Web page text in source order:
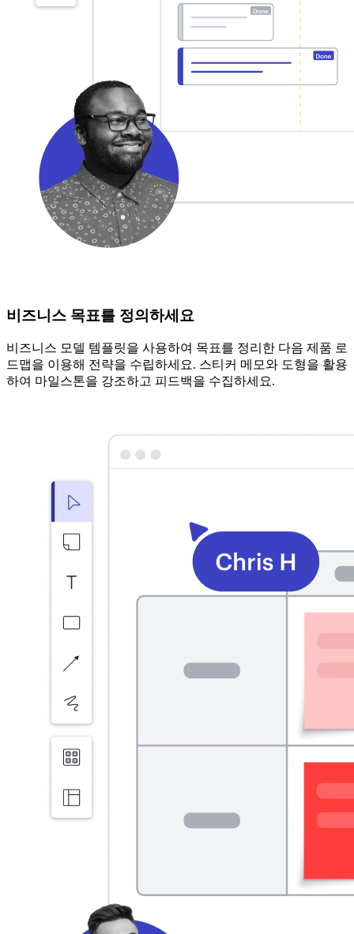
비즈니스 목표를 정의하세요
비즈니스 모델 템플릿을 사용하여 목표를 정리한 다음 제품 로
드맵을 이용해 전략을 수립하세요. 스티커 메모와 도형을 활용
하여 마일스톤을 강조하고 피드백을 수집하세요.